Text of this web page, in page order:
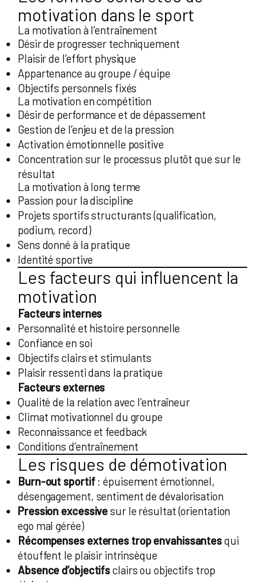
motivation dans le sport
La motivation à l’entraînement
Désir de progresser techniquement
Plaisir de l’effort physique
Appartenance au groupe / équipe
Objectifs personnels fixés
La motivation en compétition
Désir de performance et de dépassement
Gestion de l’enjeu et de la pression
Activation émotionnelle positive
Concentration sur le processus plutôt que sur le
résultat
La motivation à long terme
Passion pour la discipline
Projets sportifs structurants (qualification,
podium, record)
Sens donné à la pratique
Identité sportive
Les facteurs qui influencent la
motivation
Facteurs internes
Personnalité et histoire personnelle
Confiance en soi
Objectifs clairs et stimulants
Plaisir ressenti dans la pratique
Facteurs externes
Qualité de la relation avec l’entraîneur
Climat motivationnel du groupe
Reconnaissance et feedback
Conditions d’entraînement
Les risques de démotivation
Burn-out sportif: épuisement émotionnel,
désengagement, sentiment de dévalorisation
Pression excessivesur le résultat (orientation
ego mal gérée)
Récompenses externes trop envahissantesqui
étouffent le plaisir intrinsèque
Absence d’objectifsclairs ou objectifs trop